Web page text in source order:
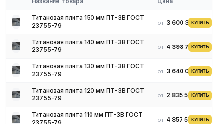
Монолитные детали авиационных узлов
Плиты для фрезерования и ЧПУ
Крупные фланцы и крышки аппаратов
Условия поставки
Паспорт и сертификат на партию
Резка, доставка по всей России
Вопросы и ответы
Какие марки титановые плиты поставляете?
ВТ1-0, ВТ1-00, ВТ6, ОТ4, ПТ-3В, АТ3, ВТ14, ВТ20. Уточняйте
размеры у менеджера.
Титановая плита 150 мм ПТ-3В ГОСТ
23755-79
от 3 600 306 ₽
КУПИТЬ
Титановая плита 140 мм ПТ-3В ГОСТ
23755-79
от 4 398 784 ₽
КУПИТЬ
Титановая плита 130 мм ПТ-3В ГОСТ
23755-79
от 3 640 033 ₽
КУПИТЬ
Титановая плита 120 мм ПТ-3В ГОСТ
23755-79
от 2 835 591 ₽КУПИТЬ
Титановая плита 110 мм ПТ-3В ГОСТ
23755-79
от 4 857 575 ₽КУПИТЬ